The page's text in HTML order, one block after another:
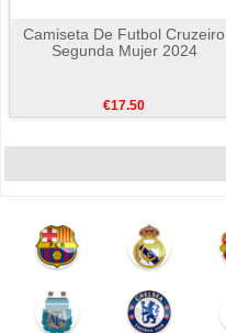
Camiseta De Futbol Cruzeiro
Segunda Mujer 2024
€17.50